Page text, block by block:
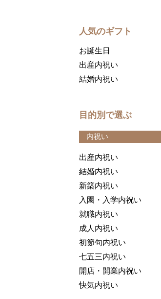
人気のギフト
お誕生日
出産内祝い
結婚内祝い
目的別で選ぶ
内祝い
出産内祝い
結婚内祝い
新築内祝い
入園・入学内祝い
就職内祝い
成人内祝い
初節句内祝い
七五三内祝い
開店・開業内祝い
快気内祝い